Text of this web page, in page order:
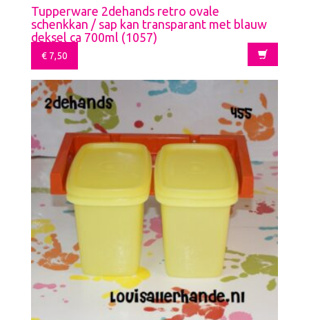
Tupperware 2dehands retro ovale
schenkkan / sap kan transparant met blauw
deksel ca 700ml (1057)
€ 7,50